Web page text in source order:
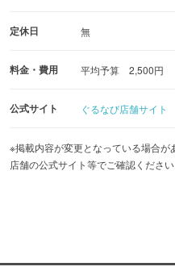
定休日 無
料金・費用 平均予算 2,500円
公式サイト ぐるなび店舗サイト
※掲載内容が変更となっている場合が
店舗の公式サイト等でご確認ください